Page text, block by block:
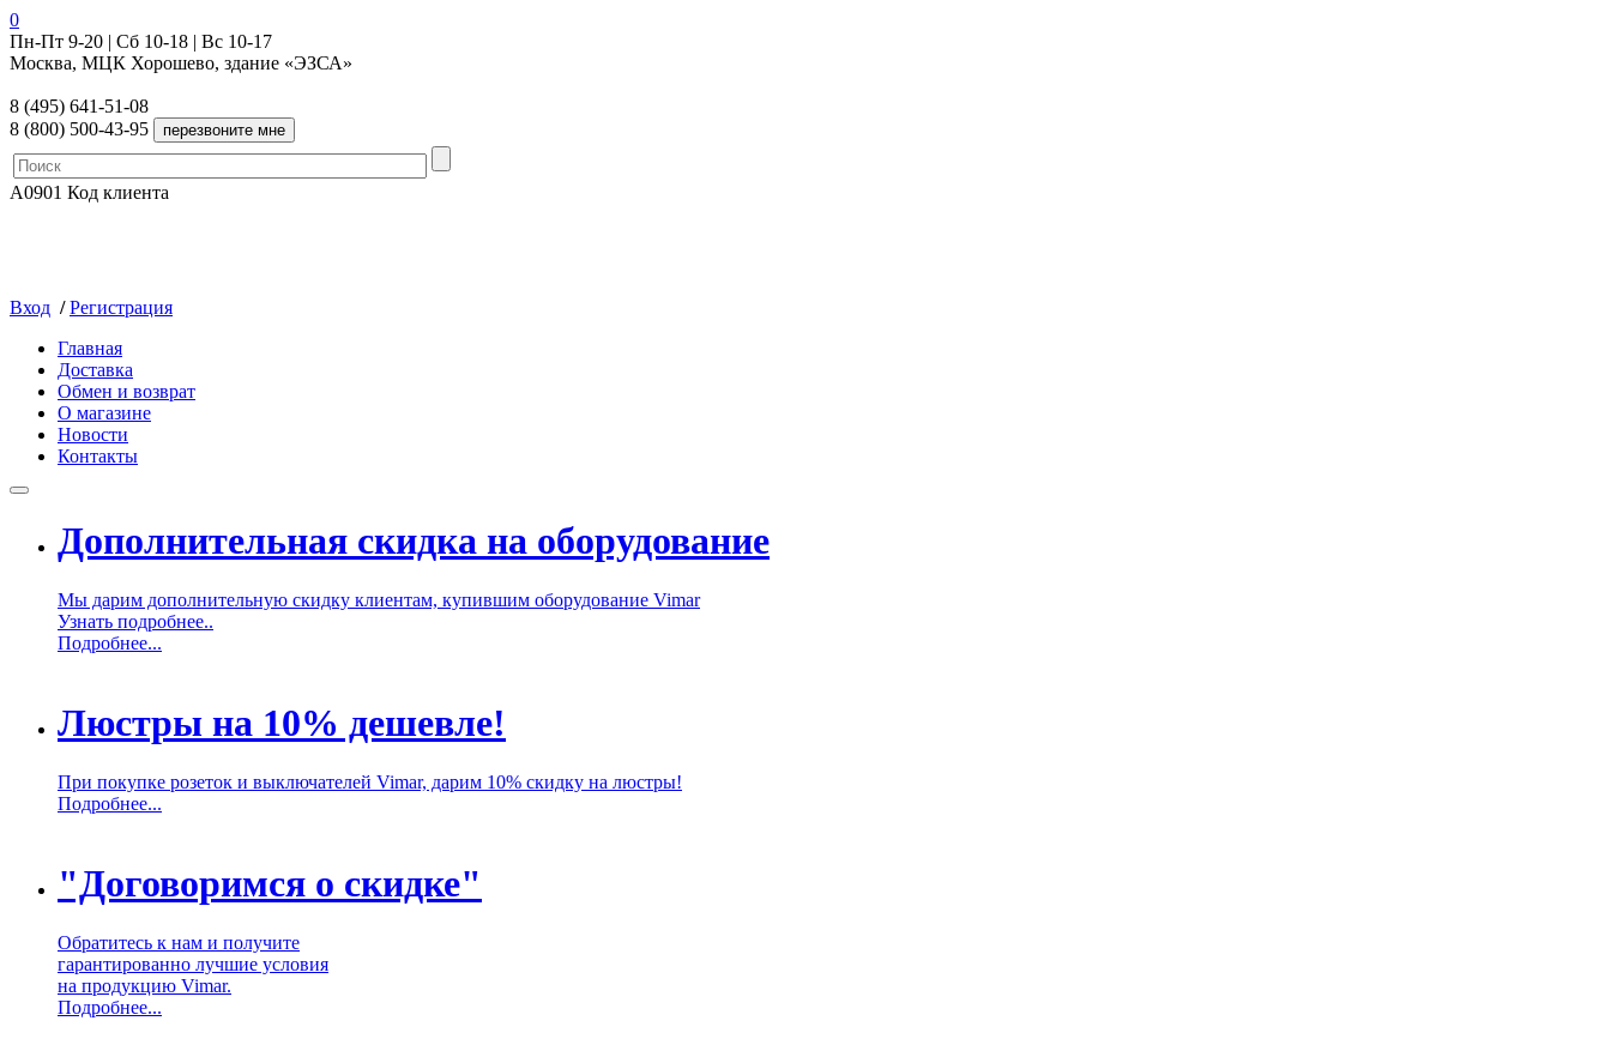
0
Пн-Пт 9-20 | Сб 10-18 | Вс 10-17
Москва, МЦК Хорошево, здание «ЭЗСА»
8 (495) 641-51-08
8 (800) 500-43-95
A0901 Код клиента
Вход / Регистрация
Главная
Доставка
Обмен и возврат
О магазине
Новости
Контакты
Дополнительная скидка на оборудование
Мы дарим дополнительную скидку клиентам, купившим оборудование Vimar
Узнать подробнее..
Подробнее...
Люстры на 10% дешевле!
При покупке розеток и выключателей Vimar, дарим 10% скидку на люстры!
Подробнее...
"Договоримся о скидке"
Обратитесь к нам и получите
гарантированно лучшие условия
на продукцию Vimar.
Подробнее...